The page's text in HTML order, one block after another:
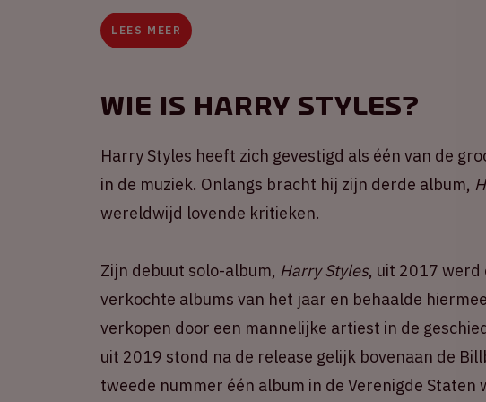
LEES MEER
Wie is Harry Styles?
Harry Styles heeft zich gevestigd als één van de
in de muziek. Onlangs bracht hij zijn derde album,
wereldwijd lovende kritieken.
Zijn debuut solo-album, Harry Styles, uit 2017 werd
verkochte albums van het jaar en behaalde
verkopen door een mannelijke artiest in de
uit 2019 stond na de release gelijk bovenaan de
tweede nummer één album in de Verenigde Staten